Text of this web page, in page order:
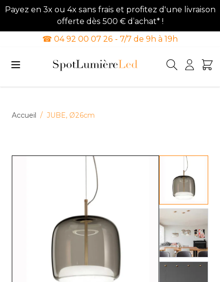
Payez en 3x ou 4x sans frais et profitez d'une livraison
offerte dès 500 € d’achat* !
☎ 04 92 00 07 26 - 7/7 de 9h à 19h
Accueil / JUBE, Ø26cm
View
View
View